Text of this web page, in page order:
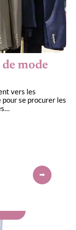
mode
vers les
pour se procurer les
…